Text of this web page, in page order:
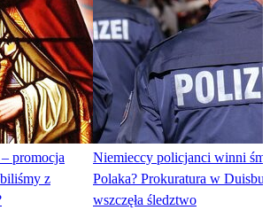
promocja
z
Niemieccy policjanci winni
Polaka? Prokuratura w
wszczęła śledztwo